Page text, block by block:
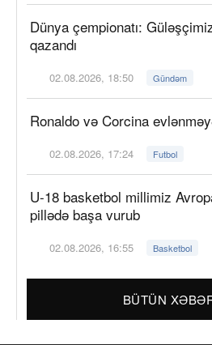
Dünya çempionatı:
qazandı
02.08.2026, 18:50 Gündəm
Ronaldo və Corcina
02.08.2026, 17:24 Futbol
U-18 basketbol millimiz
pillədə başa vurub
02.08.2026, 16:55 Basketbol
BÜTÜN